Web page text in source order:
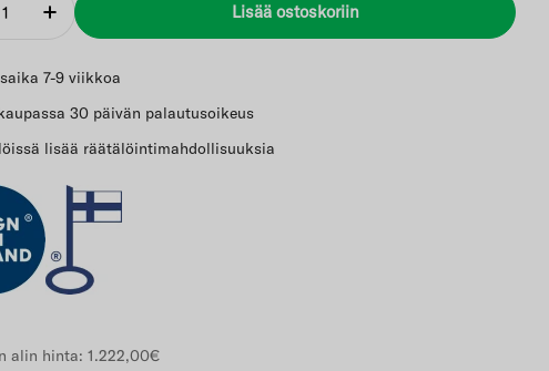
Lisää
Lisää ostoskoriin
7-9 viikkoa
30 päivän palautusoikeus
lisää räätälöintimahdollisuuksia
alin hinta: 1.222,00€